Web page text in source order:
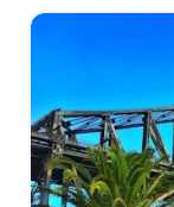
戶。…